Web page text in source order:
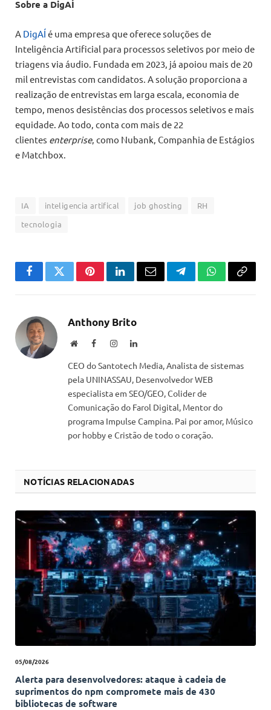
Sobre a DigAÍ
A DigAÍé uma empresa que oferece soluções de
Inteligência Artificial para processos seletivos por meio de
triagens via áudio. Fundada em 2023, já apoiou mais de 20
mil entrevistas com candidatos. A solução proporciona a
realização de entrevistas em larga escala, economia de
tempo, menos desistências dos processos seletivos e mais
equidade. Ao todo, conta com mais de 22
clientes enterprise, como Nubank, Companhia de Estágios
e Matchbox.
IA inteligencia artifical job ghosting
RH
tecnologia
FacebookTwitterPinterestLinkedInEmail TelegramWhatsApp
Copiar
Anthony Brito
WebsiteFacebookInstagramLinkedIn
CEO do Santotech Media, Analista de sistemas
pela UNINASSAU, Desenvolvedor WEB
especialista em SEO/GEO, Colider de
Comunicação do Farol Digital, Mentor do
programa Impulse Campina. Pai por amor, Músico
por hobby e Cristão de todo o coração.
NOTÍCIAS RELACIONADAS
05/08/2026
Alerta para desenvolvedores: ataque à cadeia de
suprimentos do npm compromete mais de 430
bibliotecas de software